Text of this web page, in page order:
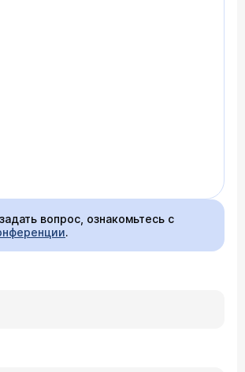
вопрос, ознакомьтесь с
.